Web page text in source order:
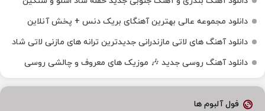
دانلود مجموعه عالی بهترین آهنگای بریک دنس + پخش آنلاین
دانلود آهنگ‌ های لاتی مازندرانی جدیدترین ترانه های مازنی لاتی شاد
دانلود آهنگ روسی جدید 🎶 موزیک‌ های معروف و چالشی روسی
فول آلبوم ها